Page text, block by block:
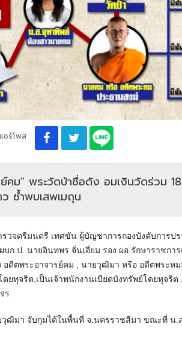
แชร์โพส
คม" พระวัดป่าชื่อดัง อมเงินวัดร่วม
ซ้ำพบเสพเมถุน
วจตรีมนตรี เทศขัน ผู้บัญชาการกองบังคับการป
ก.ป. นายอินทพร จั่นเอี่ยม รอง ผอ.รักษาราชกา
ดีตพระอาจารย์คม , นายวุฒิมา หรือ อดีตพระห
ยทุจริต,เป็นเจ้าพนักงานเบียดบังทรัพย์โดยทุจริ
ร
ฒิมา จับกุมได้ในพื้นที่ จ.นครราชสีมา ขณะที่ น.